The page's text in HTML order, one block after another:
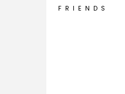
F R I E N D S